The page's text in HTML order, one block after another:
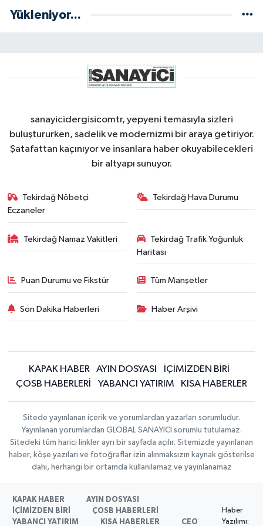
Yükleniyor...
sanayicidergisicomtr, yepyeni temasıyla sizleri
buluştururken, sadelik ve modernizmi bir araya getiriyor.
Şatafattan kaçınıyor ve insanlara haber okuyabilecekleri
bir altyapı sunuyor.
Tekirdağ Nöbetçi
Eczaneler
Tekirdağ Hava Durumu
Tekirdağ Namaz Vakitleri
Tekirdağ Trafik Yoğunluk
Haritası
Puan Durumu ve Fikstür Tüm Manşetler
Son Dakika Haberleri Haber Arşivi
KAPAK HABER AYIN DOSYASI
İÇİMİZDEN BİRİ
ÇOSB HABERLERİ
YABANCI YATIRIM KISA HABERLER
Sitede yayınlanan içerik ve yorumlardan yazarları sorumludur.
Yayınlanan yorumlardan GLOBAL SANAYİCİ sorumlu tutulamaz.
Sitedeki tüm harici linkler ayrı bir sayfada açılır. Sitemizde yayınlanan
haber, köşe yazıları ve fotoğraflar izin alınmaksızın kaynak gösterilse
dahi, herhangi bir ortamda kullanılamaz ve yayınlanamaz
KAPAK HABER
AYIN DOSYASI
İÇİMİZDEN BİRİ
ÇOSB HABERLERİ
YABANCI YATIRIM
KISA HABERLER CEO
Haber
Yazılımı: